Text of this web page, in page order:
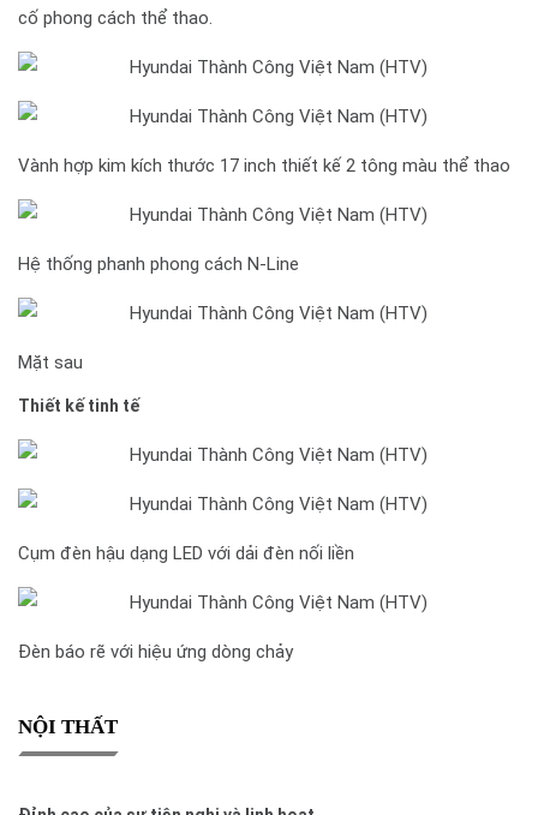
cố phong cách thể thao.
Vành hợp kim kích thước 17 inch thiết kế 2 tông màu thể thao
Hệ thống phanh phong cách N-Line
Mặt sau
Thiết kế tinh tế
Cụm đèn hậu dạng LED với dải đèn nối liền
Đèn báo rẽ với hiệu ứng dòng chảy
NỘI THẤT